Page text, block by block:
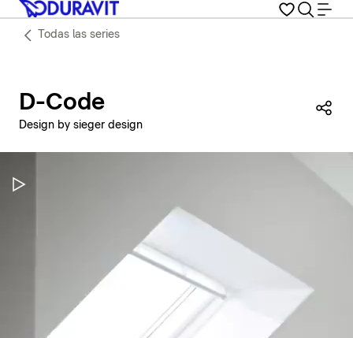
Todas las series
D-Code
Design by sieger design
Pausar vídeo